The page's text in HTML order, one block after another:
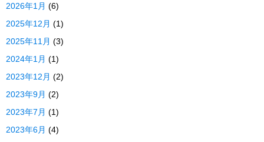
2026年1月 (6)
2025年12月 (1)
2025年11月 (3)
2024年1月 (1)
2023年12月 (2)
2023年9月 (2)
2023年7月 (1)
2023年6月 (4)